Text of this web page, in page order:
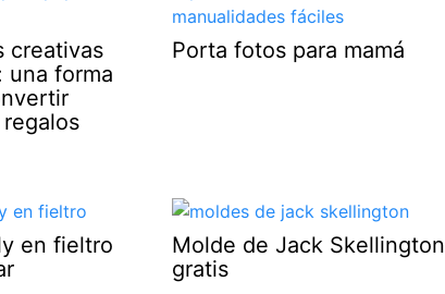
creativas
una forma
Porta fotos para mamá
en fieltro
Molde de Jack Skellington
gratis